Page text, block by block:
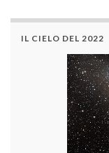
IL CIELO DEL 2022